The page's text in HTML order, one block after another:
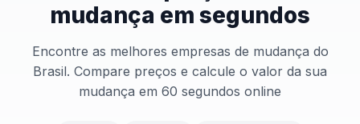
mudança em segundos
Encontre as melhores empresas de mudança do
Brasil. Compare preços e calcule o valor da sua
mudança em 60 segundos online